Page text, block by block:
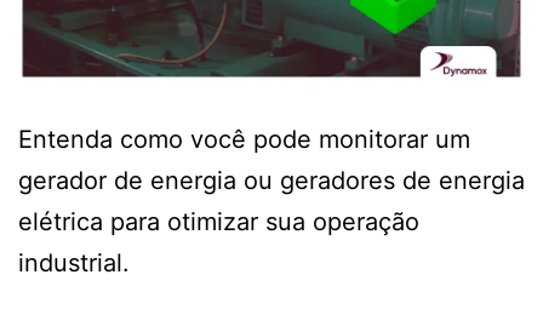
Entenda como você pode monitorar um
gerador de energia ou geradores de energia
elétrica para otimizar sua operação
industrial.